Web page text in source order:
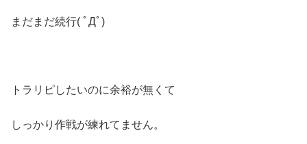
まだまだ続行( ﾟДﾟ)
トラリピしたいのに余裕が無くて
しっかり作戦が練れてません。